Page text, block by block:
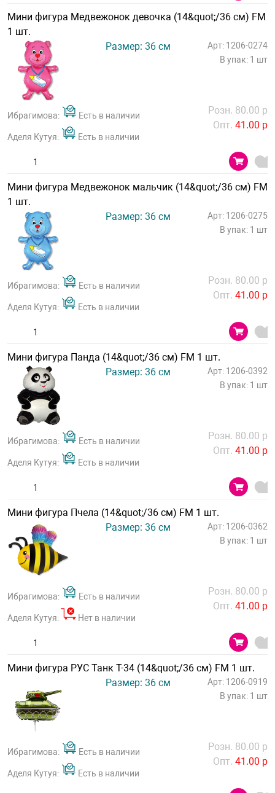
Мини фигура Медвежонок девочка (14&quot;/36 см) FM
1 шт.
Размер: 36 см
Арт: 1206-0274
В упак: 1 шт
Ибрагимова: Есть в наличии
Аделя Кутуя: Есть в наличии
Розн. 80.00 р
Опт. 41.00 р
Мини фигура Медвежонок мальчик (14&quot;/36 см) FM
1 шт.
Размер: 36 см
Арт: 1206-0275
В упак: 1 шт
Ибрагимова: Есть в наличии
Аделя Кутуя: Есть в наличии
Розн. 80.00 р
Опт. 41.00 р
Мини фигура Панда (14&quot;/36 см) FM 1 шт.
Размер: 36 см
Арт: 1206-0392
В упак: 1 шт
Ибрагимова: Есть в наличии
Аделя Кутуя: Есть в наличии
Розн. 80.00 р
Опт. 41.00 р
Мини фигура Пчела (14&quot;/36 см) FM 1 шт.
Размер: 36 см
Арт: 1206-0362
В упак: 1 шт
Ибрагимова: Есть в наличии
Аделя Кутуя: Нет в наличии
Розн. 80.00 р
Опт. 41.00 р
Мини фигура РУС Танк Т-34 (14&quot;/36 см) FM 1 шт.
Размер: 36 см
Арт: 1206-0919
В упак: 1 шт
Ибрагимова: Есть в наличии
Аделя Кутуя: Есть в наличии
Розн. 80.00 р
Опт. 41.00 р